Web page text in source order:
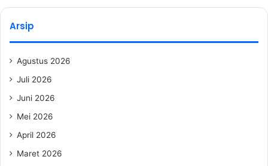
Arsip
Agustus 2026
Juli 2026
Juni 2026
Mei 2026
April 2026
Maret 2026